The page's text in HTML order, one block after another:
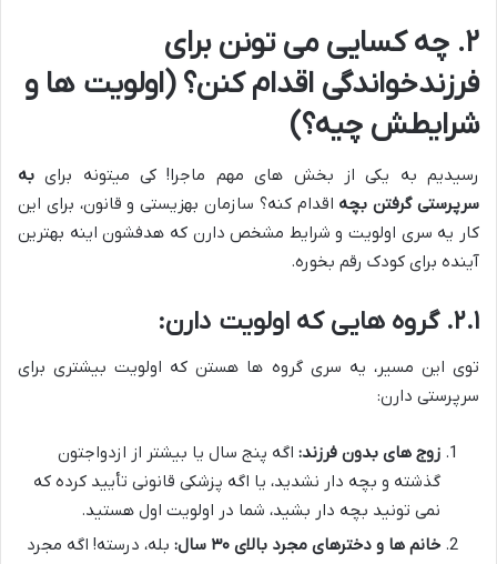
۲. چه کسایی می تونن برای
فرزندخواندگی اقدام کنن؟ (اولویت ها و
شرایطش چیه؟)
رسیدیم به یکی از بخش های مهم ماجرا! کی میتونه برای به
سرپرستی گرفتن بچه اقدام کنه؟ سازمان بهزیستی و قانون، برای این
کار یه سری اولویت و شرایط مشخص دارن که هدفشون اینه بهترین
آینده برای کودک رقم بخوره.
۲.۱. گروه هایی که اولویت دارن:
توی این مسیر، یه سری گروه ها هستن که اولویت بیشتری برای
سرپرستی دارن:
زوج های بدون فرزند: اگه پنج سال یا بیشتر از ازدواجتون
گذشته و بچه دار نشدید، یا اگه پزشکی قانونی تأیید کرده که
نمی تونید بچه دار بشید، شما در اولویت اول هستید.
خانم ها و دخترهای مجرد بالای ۳۰ سال:
بله، درسته! اگه مجرد